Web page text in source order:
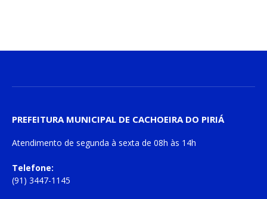
PREFEITURA MUNICIPAL DE CACHOEIRA DO PIRIÁ
Atendimento de segunda à sexta de 08h às 14h
Telefone:
(91) 3447-1145